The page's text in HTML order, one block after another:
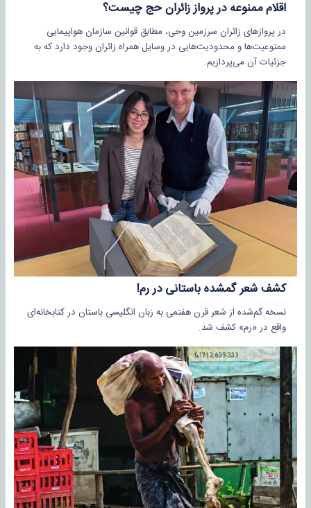
اقلام ممنوعه در پرواز زائران حج چیست؟
در پروازهای زائران سرزمین وحی، مطابق قوانین سازمان هواپیمایی
ممنوعیت‌ها و محدودیت‌هایی در وسایل همراه زائران وجود دارد که به
جزئیات آن می‌پردازیم.
کشف شعر گمشده باستانی در رم!
نسخه گم‌شده از شعر قرن هفتمی به زبان انگلیسی باستان در کتابخانه‌ای
واقع در «رم» کشف شد.